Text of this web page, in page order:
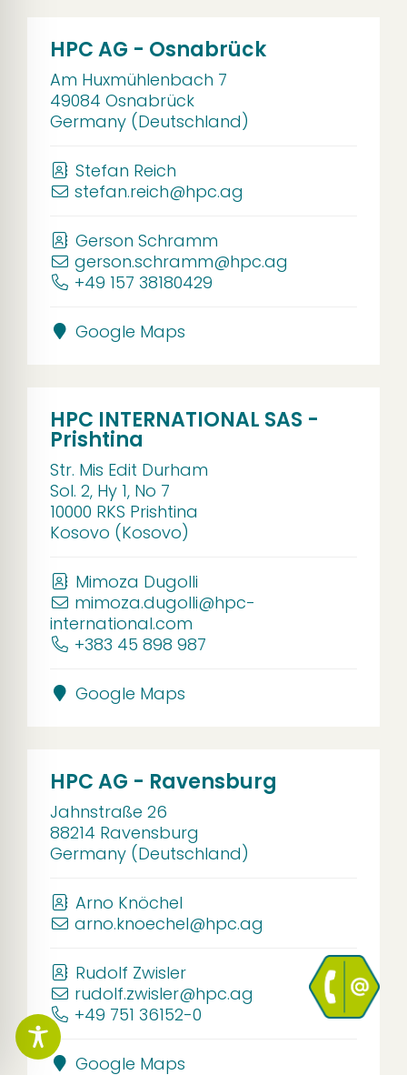
HPC AG - Osnabrück
Am Huxmühlenbach 7
49084 Osnabrück
Germany (Deutschland)
Stefan Reich
stefan.reich@hpc.ag
Gerson Schramm
gerson.schramm@hpc.ag
+49 157 38180429
Google Maps
HPC INTERNATIONAL SAS -
Prishtina
Str. Mis Edit Durham
Sol. 2, Hy 1, No 7
10000 RKS Prishtina
Kosovo (Kosovo)
Mimoza Dugolli
mimoza.dugolli@hpc-
international.com
+383 45 898 987
Google Maps
HPC AG - Ravensburg
Jahnstraße 26
88214 Ravensburg
Germany (Deutschland)
Arno Knöchel
arno.knoechel@hpc.ag
Rudolf Zwisler
rudolf.zwisler@hpc.ag
+49 751 36152-0
Google Maps